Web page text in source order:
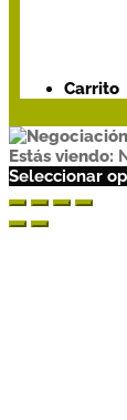
Carrito
Estás viendo:
Seleccionar